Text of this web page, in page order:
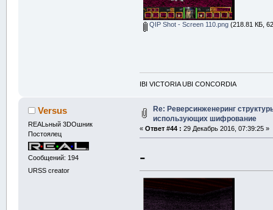
QIP Shot - Screen 110.png(218.81 КБ,
IBI VICTORIA UBI CONCORDIA
Versus
REALьный 3DOшник
Постоялец
Сообщений: 194
URSS creator
Re: Реверсинженеринг
использующих шифрование
«Ответ #44 : 29 Декабрь 2016, 07:39:25 »
-